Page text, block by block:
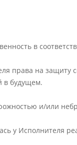
в
права на защиту
в будущем.
и/или
у Исполнителя